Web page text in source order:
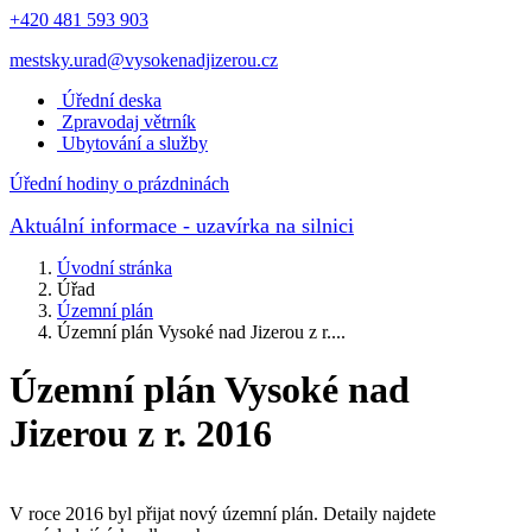
+420 481 593 903
mestsky.urad@vysokenadjizerou.cz
Úřední deska
Zpravodaj větrník
Ubytování a služby
Úřední hodiny o prázdninách
Aktuální informace - uzavírka na silnici
Úvodní stránka
Úřad
Územní plán
Územní plán Vysoké nad Jizerou z r....
Územní plán Vysoké nad
Jizerou z r. 2016
V roce 2016 byl přijat nový územní plán. Detaily najdete